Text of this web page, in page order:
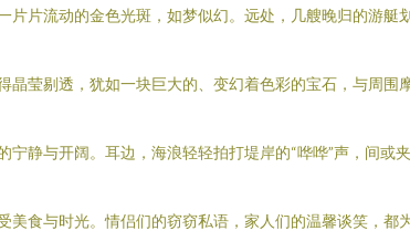
片流动的金色光斑，如梦似幻。远处，几艘晚归的游艇
莹剔透，犹如一块巨大的、变幻着色彩的宝石，与周围
静与开阔。耳边，海浪轻轻拍打堤岸的“哗哗”声，间或
食与时光。情侣们的窃窃私语，家人们的温馨谈笑，都